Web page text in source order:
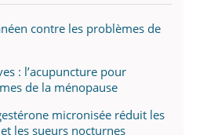
contre les problèmes de
: l’acupuncture pour
de la ménopause
micronisée réduit les
les sueurs nocturnes